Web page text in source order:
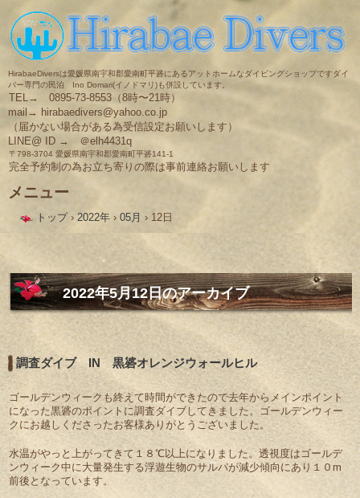
HirabaeDiversは愛媛県南宇和郡愛南町平碆にあるアットホームなダイビングショップですダイ
バー専門の民泊 Ino Domari(イノドマリ)も併設しています。
TEL→ 0895-73-8553（8時〜21時）
mail→ hirabaedivers@yahoo.co.jp
（届かない場合がある為受信設定お願いします）
LINE@ ID → ＠elh4431q
〒798-3704 愛媛県南宇和郡愛南町平碆141-1
完全予約制の為お立ち寄りの際は事前連絡お願いします
メニュー
へ
ス
キ
ッ
プ
トップ › 2022年 › 05月 › 12日
2022年5月12日のアーカイブ
調査ダイブ IN 黒碆オレンジウォールヒル
ゴールデンウィークも終えて時間ができたので去年からメインポイント
になった黒碆のポイントに調査ダイブしてきました。ゴールデンウィー
クにお越しくださったお客様ありがとうございました。
水温がやっと上がってきて１８℃以上になりました。透視度はゴールデ
ンウィーク中に大量発生する浮遊生物のサルパが減少傾向にあり１０m
前後となっています。